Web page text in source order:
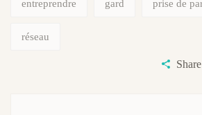
entreprendre gard prise de
réseau